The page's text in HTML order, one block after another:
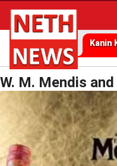
Kanin
W. M. Mendis and